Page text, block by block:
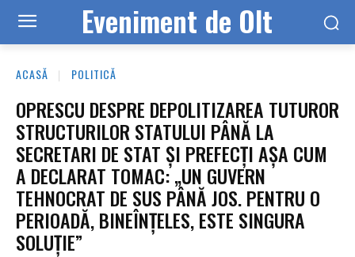
Eveniment de Olt
ACASĂ POLITICĂ
OPRESCU DESPRE DEPOLITIZAREA TUTUROR
STRUCTURILOR STATULUI PÂNĂ LA
SECRETARI DE STAT ŞI PREFECŢI AȘA CUM
A DECLARAT TOMAC: „UN GUVERN
TEHNOCRAT DE SUS PÂNĂ JOS. PENTRU O
PERIOADĂ, BINEÎNŢELES, ESTE SINGURA
SOLUȚIE”